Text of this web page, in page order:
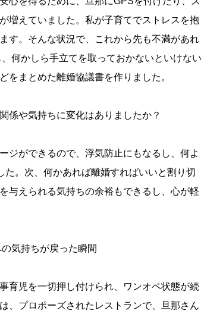
増えていました。私が子育てでストレスを抱
す。そんな状況で、これから先も不満があれ
何かしら手立てを取っておかないといけない
をまとめた離婚協議書を作りました。
や気持ちに変化はありましたか？
ジができるので、浮気防止にもなるし、何よ
た。次、何かあれば離婚すればいいと割り切
与えられる気持ちの余裕もできるし、心が軽
気持ちが戻った瞬間
児を一切押し付けられ、ワンオペ状態が続
、プロポーズされたレストランで、旦那さん